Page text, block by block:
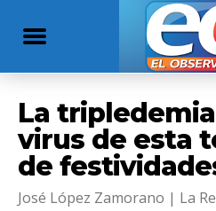
La
virus de esta
de
José López Zamorano | La